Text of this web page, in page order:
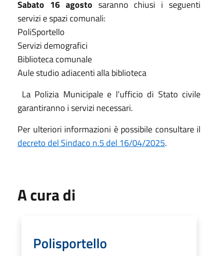
Sabato 16 agosto saranno chiusi i seguenti
servizi e spazi comunali:
PoliSportello
Servizi demografici
Biblioteca comunale
Aule studio adiacenti alla biblioteca
La Polizia Municipale e l'ufficio di Stato civile
garantiranno i servizi necessari.
Per ulteriori informazioni è possibile consultare il
decreto del Sindaco n.5 del 16/04/2025.
A cura di
Polisportello